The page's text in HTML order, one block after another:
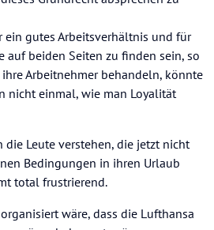
gutes Arbeitsverhältnis und für
auf beiden Seiten zu finden sein, so
Arbeitnehmer behandeln, könnte
nicht einmal, wie man Loyalität
Leute verstehen, die jetzt nicht
Bedingungen in ihren Urlaub
total frustrierend.
wäre, dass die Lufthansa